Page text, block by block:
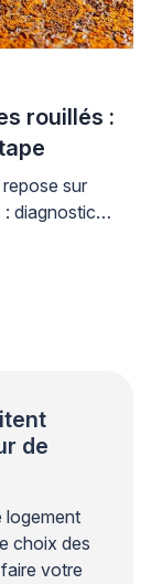
rouillés :
sur
diagnostic
adapté au
de
logement
choix des
votre